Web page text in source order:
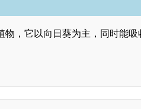
物，它以向日葵为主，同时能吸